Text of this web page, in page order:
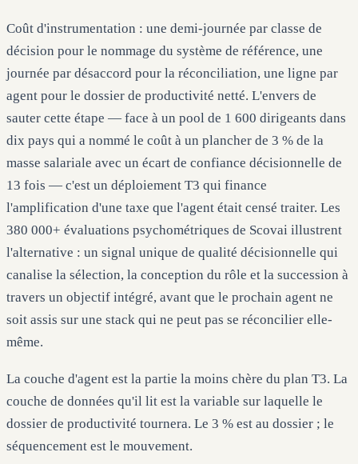
Coût d'instrumentation : une demi-journée par classe de
décision pour le nommage du système de référence, une
journée par désaccord pour la réconciliation, une ligne par
agent pour le dossier de productivité netté. L'envers de
sauter cette étape — face à un pool de 1 600 dirigeants dans
dix pays qui a nommé le coût à un plancher de 3 % de la
masse salariale avec un écart de confiance décisionnelle de
13 fois — c'est un déploiement T3 qui finance
l'amplification d'une taxe que l'agent était censé traiter. Les
380 000+ évaluations psychométriques de Scovai illustrent
l'alternative : un signal unique de qualité décisionnelle qui
canalise la sélection, la conception du rôle et la succession à
travers un objectif intégré, avant que le prochain agent ne
soit assis sur une stack qui ne peut pas se réconcilier elle-
même.
La couche d'agent est la partie la moins chère du plan T3. La
couche de données qu'il lit est la variable sur laquelle le
dossier de productivité tournera. Le 3 % est au dossier ; le
séquencement est le mouvement.